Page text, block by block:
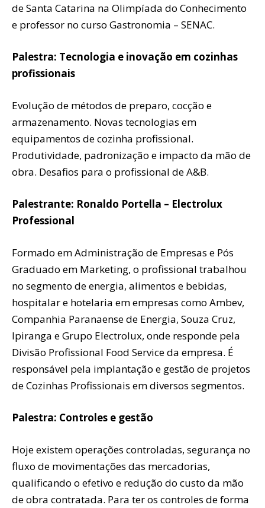
de Santa Catarina na Olimpíada do Conhecimento
e professor no curso Gastronomia – SENAC.
Palestra: Tecnologia e inovação em cozinhas
profissionais
Evolução de métodos de preparo, cocção e
armazenamento. Novas tecnologias em
equipamentos de cozinha profissional.
Produtividade, padronização e impacto da mão de
obra. Desafios para o profissional de A&B.
Palestrante: Ronaldo Portella – Electrolux
Professional
Formado em Administração de Empresas e Pós
Graduado em Marketing, o profissional trabalhou
no segmento de energia, alimentos e bebidas,
hospitalar e hotelaria em empresas como Ambev,
Companhia Paranaense de Energia, Souza Cruz,
Ipiranga e Grupo Electrolux, onde responde pela
Divisão Profissional Food Service da empresa. É
responsável pela implantação e gestão de projetos
de Cozinhas Profissionais em diversos segmentos.
Palestra: Controles e gestão
Hoje existem operações controladas, segurança no
fluxo de movimentações das mercadorias,
qualificando o efetivo e redução do custo da mão
de obra contratada. Para ter os controles de forma